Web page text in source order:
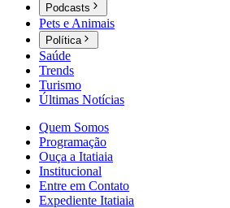
Podcasts
Pets e Animais
Política
Saúde
Trends
Turismo
Últimas Notícias
Quem Somos
Programação
Ouça a Itatiaia
Institucional
Entre em Contato
Expediente Itatiaia